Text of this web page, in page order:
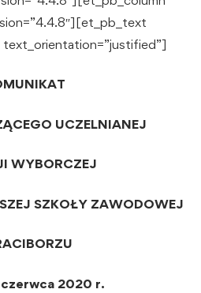
text_orientation=”justified”]
UCZELNIANEJ
WYBORCZEJ
SZKOŁY ZAWODOWEJ
czerwca 2020 r.